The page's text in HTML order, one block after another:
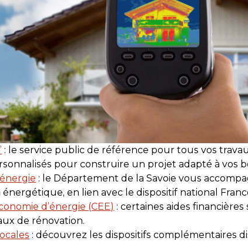
: le service public de référence pour tous vos
pour construire un projet adapté à vos
: le Département de la Savoie vous
en lien avec le dispositif national
d’énergie (CEE) : certaines aides
de rénovation.
: découvrez les dispositifs complémentaires